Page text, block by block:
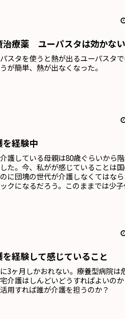
治療薬 ユーパスタは効かない
スタを使うと熱が出るユーパスタ
が簡単、熱が出なくなった。
を経験中
護している母親は80歳ぐらいから
た。今、私がが感じていることは
に団塊の世代が介護しなくてはな
クになるだろう。このままでは少
を経験して感じていること
3ヶ月しかおれない。療養型病院は
介護はしんどいどうすればよいの
用すれば誰が介護を担うのか？